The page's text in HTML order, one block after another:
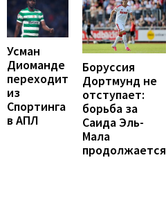
Усман
Диоманде
переходит
из
Спортинга
в АПЛ
Боруссия
Дортмунд не
отступает:
борьба за
Саида Эль-
Мала
продолжается